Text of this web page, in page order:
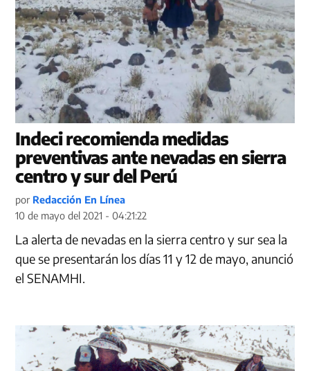
Indeci recomienda medidas
preventivas ante nevadas en sierra
centro y sur del Perú
por Redacción En Línea
10 de mayo del 2021 - 04:21:22
La alerta de nevadas en la sierra centro y sur sea la
que se presentarán los días 11 y 12 de mayo, anunció
el SENAMHI.